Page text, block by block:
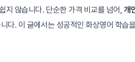
지 않습니다. 단순한 가격 비교를 넘어, 개
다. 이 글에서는 성공적인 화상영어 학습